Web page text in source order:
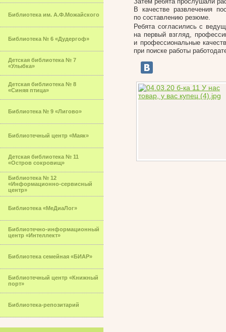
Библиотека им. А.Ф.Можайского
Библиотека № 6 «Дудергоф»
Детская библиотека № 7
«Улыбка»
Детская библиотека № 8
«Синяя птица»
Библиотека № 9 «Лигово»
Библиотечный центр «Маяк»
Детская библиотека № 11
«Остров сокровищ»
Библиотека № 12
«Информационно-сервисный
центр»
Библиотека «МеДиаЛог»
Библиотечно-информационный
центр «Интеллект»
Библиотека семейная «БИАР»
Библиотечный центр «Книжный
порт»
Библиотека-репозитарий
В качестве развлечения
по составлению резюме.
Ребята согласились с
на первый взгляд,
и профессиональные
при поиске работы